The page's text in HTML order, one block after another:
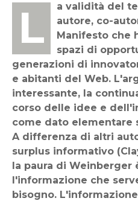
La validità del testo è garantita dal suo
autore, co-
Manifesto che
spazi di
generazioni di
e abitanti del Web.
interessante, la
corso delle idee e
come dato elementare
A differenza di altri
surplus informativo
la paura di Weinberger
l'informazione che
bisogno.